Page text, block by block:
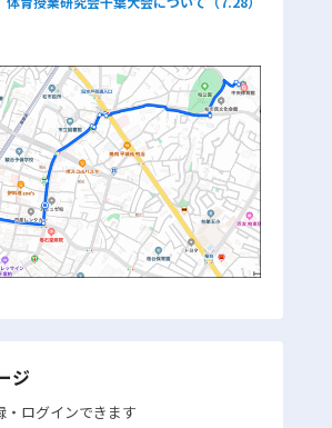
ョ
ン
ジ
・ログインできます